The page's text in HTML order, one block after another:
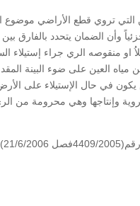
التي تروي قطع الأراضي
وأن الضمان يتحدد بالفارق
منقوصه الري جراء إستيلاء
العين على ضوء البينة
في حال الإستيلاء على
وإنتاجها وهي محرومة من
4/2006).